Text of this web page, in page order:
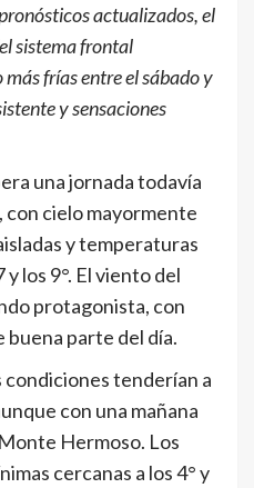
actualizados, el
sistema frontal
frías entre el sábado y
y sensaciones
una jornada todavía
cielo mayormente
y temperaturas
los 9°. El viento del
protagonista, con
parte del día.
condiciones tenderían a
con una mañana
Hermoso. Los
cercanas a los 4° y